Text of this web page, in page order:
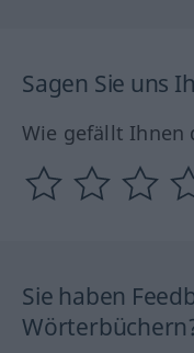
Sagen Sie uns
Wie gefällt Ihnen
Sie haben